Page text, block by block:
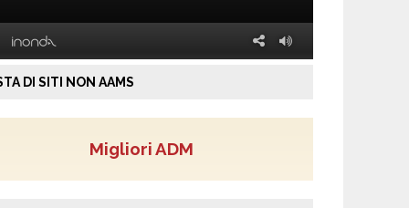
DI SITI NON AAMS
Migliori ADM